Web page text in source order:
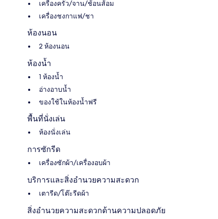
เครื่องครัว/จาน/ช้อนส้อม
เครื่องชงกาแฟ/ชา
ห้องนอน
2 ห้องนอน
ห้องน้ำ
1 ห้องน้ำ
อ่างอาบน้ำ
ของใช้ในห้องน้ำฟรี
พื้นที่นั่งเล่น
ห้องนั่งเล่น
การซักรีด
เครื่องซักผ้า/เครื่องอบผ้า
บริการและสิ่งอำนวยความสะดวก
เตารีด/โต๊ะรีดผ้า
สิ่งอำนวยความสะดวกด้านความปลอดภัย